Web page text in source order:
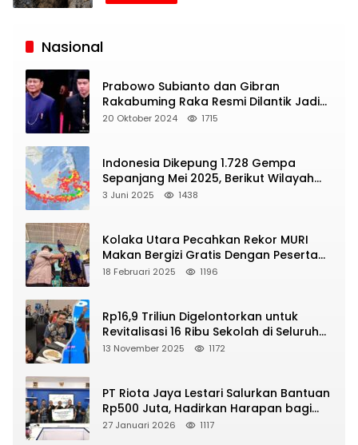
Siaran
Nasional
Prabowo Subianto dan Gibran
Rakabuming Raka Resmi Dilantik Jadi
Presiden dan Wapres RI
20 Oktober 2024 1715
Indonesia Dikepung 1.728 Gempa
Sepanjang Mei 2025, Berikut Wilayah
Yang Intens Diguncang!
3 Juni 2025 1438
Kolaka Utara Pecahkan Rekor MURI
Makan Bergizi Gratis Dengan Peserta
Terbanyak
18 Februari 2025 1196
Rp16,9 Triliun Digelontorkan untuk
Revitalisasi 16 Ribu Sekolah di Seluruh
Indonesia
13 November 2025 1172
PT Riota Jaya Lestari Salurkan Bantuan
Rp500 Juta, Hadirkan Harapan bagi
Korban Bencana di Sumatera
27 Januari 2026 1117